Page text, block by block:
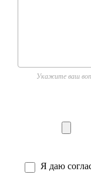
Укажите ваш
Я даю